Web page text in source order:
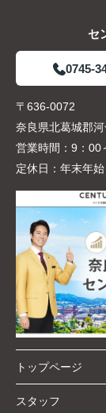
セ
0745-
〒636-0072
奈良県北葛城郡
営業時間： 9：00
定休日： 年末年始
トップページ
スタッフ